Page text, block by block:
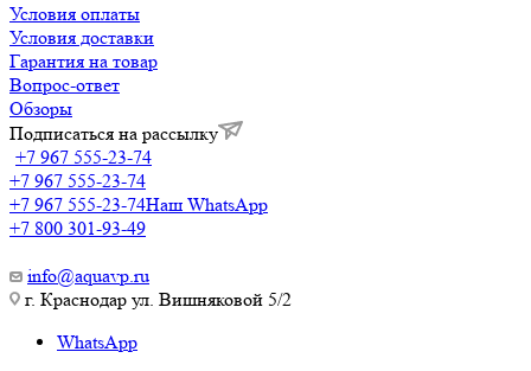
Условия оплаты
Условия доставки
Гарантия на товар
Вопрос-ответ
Обзоры
Подписаться на рассылку
+7 967 555-23-74
+7 967 555-23-74
+7 967 555-23-74Наш WhatsApp
+7 800 301-93-49
info@aquavp.ru
г. Краснодар ул. Вишняковой 5/2
WhatsApp